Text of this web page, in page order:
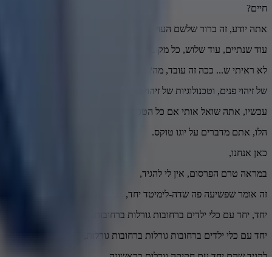
חיים?
אתה יודע, זה ברור שלשם העולם הולך, כן, אתה יודע, נגיד השרה פנינה
עוד שנתיים, עוד שלוש, כל מקום שאתה הולך באירופה, ככה זה עובד.
לא ראיתי ש... ככה זה עובד, מה? עזוב, שיש מצלמות ברחוב, זה הבנו. על
של זיהוי פנים, וטכנולוגיות של זיהוי פנים, וביג דאטה, ודברים
עכשיו, אתה שואל אותי אם כל הטכנולוגיות שהיו בעשור האחרון הביאו
הלו, אתם מדברים על יוגו טוקס.
כאן אנחנו,
במראה טרם הפרסום, אין לי להגיד,
זה אומר שפשיעה פה שדה-לימיטד יחד,
יחד, יחד עם כלי ילדים ברחובות גורלות ברחובות.
יחד עם כלי ילדים ברחובות גורלות ברחובות גורלות,